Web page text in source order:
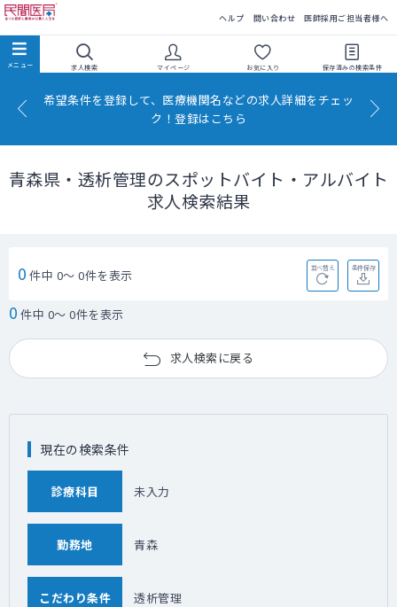
ヘルプ 問い合わせ 医師採用ご担当者様へ
求人検索 マイページ お気に入り 保存済みの検索条件
希望条件を登録して、医療機関名などの求人詳細をチェッ
ク！登録はこちら
青森県・透析管理のスポットバイト・アルバイト
求人検索結果
0 件中 0～ 0件を表示 並べ替え 条件保存
0 件中 0～ 0件を表示
求人検索に戻る
現在の検索条件
診療科目 未入力
勤務地 青森
こだわり条件 透析管理